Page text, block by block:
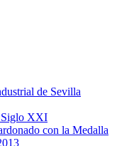
de Sevilla
Siglo XXI
con la Medalla